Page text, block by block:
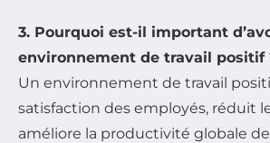
3. Pourquoi est-il important
environnement de travail positif
Un environnement de travail
satisfaction des employés, réduit
améliore la productivité globale de